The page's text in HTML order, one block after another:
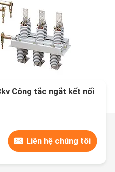
Công tắc ngắt kết nối
Liên hệ chúng tôi